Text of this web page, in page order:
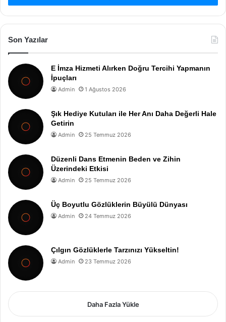
Son Yazılar
E İmza Hizmeti Alırken Doğru Tercihi Yapmanın
İpuçları
Admin 1 Ağustos 2026
Şık Hediye Kutuları ile Her Anı Daha Değerli Hale
Getirin
Admin 25 Temmuz 2026
Düzenli Dans Etmenin Beden ve Zihin
Üzerindeki Etkisi
Admin 25 Temmuz 2026
Üç Boyutlu Gözlüklerin Büyülü Dünyası
Admin 24 Temmuz 2026
Çılgın Gözlüklerle Tarzınızı Yükseltin!
Admin 23 Temmuz 2026
Daha Fazla Yükle